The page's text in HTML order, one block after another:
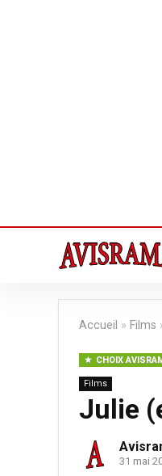
Accueil » Films
CHOIX
Films
Julie
31 mai